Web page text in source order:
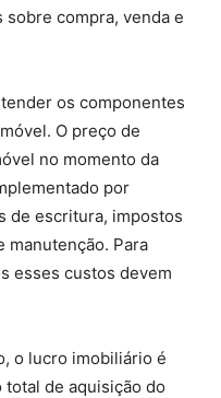
compra, venda e
os componentes
O preço de
no momento da
por
de escritura, impostos
manutenção. Para
esses custos devem
o lucro imobiliário é
de aquisição do